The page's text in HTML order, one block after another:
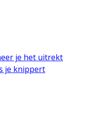
je het uitrekt
je knippert